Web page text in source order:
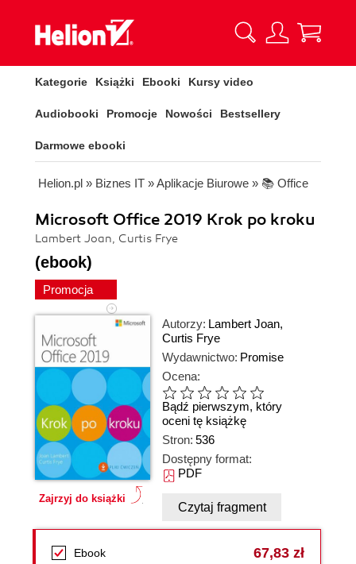
Kategorie Książki Ebooki Kursy video
Audiobooki Promocje Nowości Bestsellery
Darmowe ebooki
Helion.pl » Biznes IT »Aplikacje Biurowe » 📚 Office
Microsoft Office 2019 Krok po kroku
Lambert Joan, Curtis Frye
(ebook)
Promocja
Zajrzyj do książki
Autorzy: Lambert Joan,
Curtis Frye
Wydawnictwo: Promise
Ocena:
Bądź pierwszym, który
oceni tę książkę
Stron: 536
Dostępny format:
PDF
Czytaj fragment
Ebook 67,83 zł